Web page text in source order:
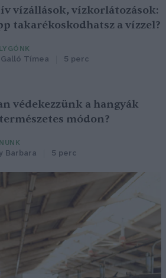
vízállások, vízkorlátozások:
takarékoskodhatsz a vízzel?
Tímea 5 perc
védekezzünk a hangyák
módon?
Barbara 5 perc